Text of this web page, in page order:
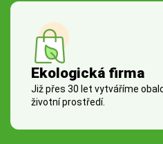
Ekologická firma
Již přes 30 let vytváříme
životní prostředí.